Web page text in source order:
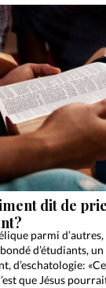
dit de
parmi
d’étudiants,
d’eschatologie:
que Jésus